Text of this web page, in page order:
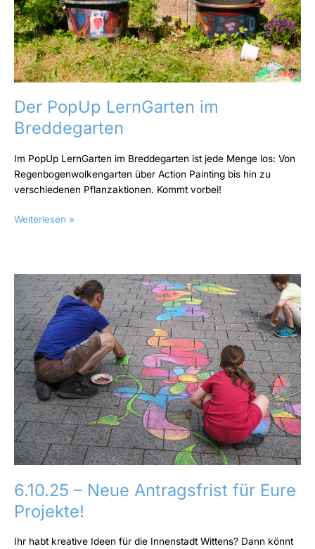
Der PopUp LernGarten im
Breddegarten
Im PopUp LernGarten im Breddegarten ist jede Menge los: Von
Regenbogenwolkengarten über Action Painting bis hin zu
verschiedenen Pflanzaktionen. Kommt vorbei!
Weiterlesen »
6.10.25 – Neue Antragsfrist für Eure
Projekte!
Ihr habt kreative Ideen für die Innenstadt Wittens? Dann könnt
6.10.25
–
Neue
Antragsfrist
für
Eure
Projekte!